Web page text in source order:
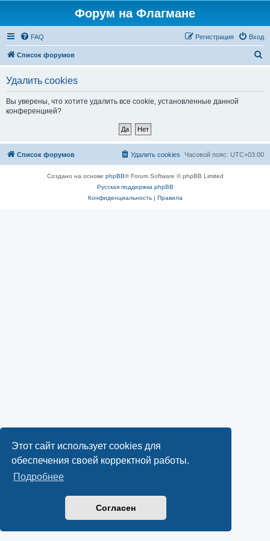
Этот сайт использует cookies для
обеспечения своей корректной работы.
Подробнее
Согласен
Форум на Флагмане
FAQ Вход
Регистрация
Список форумов
Удалить cookies
Вы уверены, что хотите удалить все cookie, установленные данной
конференцией?
Список форумов Часовой пояс: UTC+03:00
Удалить cookies
Создано на основе phpBB® Forum Software © phpBB Limited
Русская поддержка phpBB
Конфиденциальность| Правила